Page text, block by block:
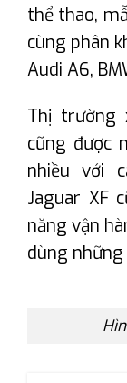
thể thao,
cùng phân
Audi A6,
Thị trường
cũng được
nhiều với
Jaguar XF
năng vận
dùng